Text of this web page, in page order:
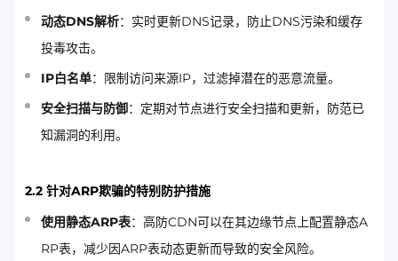
动态DNS解析：实时更新DNS记录，防止DNS污染和缓存
投毒攻击。
IP白名单：限制访问来源IP，过滤掉潜在的恶意流量。
安全扫描与防御：定期对节点进行安全扫描和更新，防范已
知漏洞的利用。
2.2 针对ARP欺骗的特别防护措施
使用静态ARP表：高防CDN可以在其边缘节点上配置静态A
RP表，减少因ARP表动态更新而导致的安全风险。